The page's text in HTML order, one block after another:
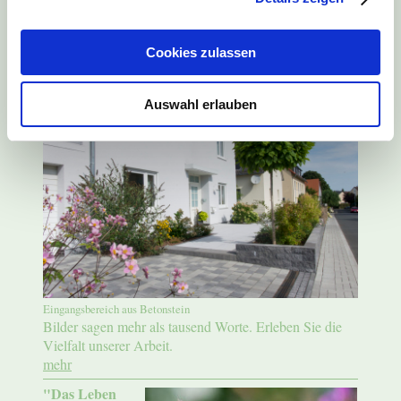
Cookies zulassen
Auswahl erlauben
Nutzen Sie auch unserKontaktformular.
Bisherige Projekte
Eingangsbereich aus Betonstein
Bilder sagen mehr als tausend Worte. Erleben Sie die
Vielfalt unserer Arbeit.
mehr
"Das Leben